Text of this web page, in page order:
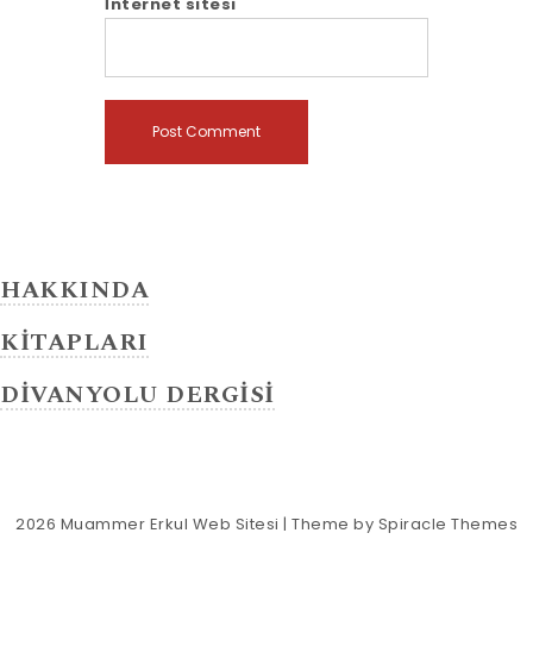
HAKKINDA
KİTAPLARI
DİVANYOLU DERGİSİ
2026 Muammer Erkul Web Sitesi | Theme by Spiracle Themes